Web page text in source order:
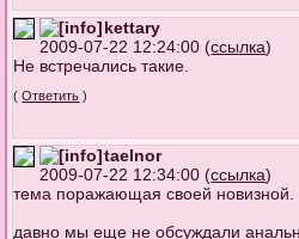
kettary
2009-07-22 12:24:00 (ссылка)
Не встречались такие.
(Ответить )
taelnor
2009-07-22 12:34:00 (ссылка)
тема поражающая своей новизной.
давно мы еще не обсуждали